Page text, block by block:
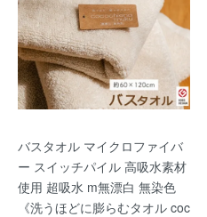
バスタオル マイクロファイバ
ー スイッチパイル 高吸水素材
使用 超吸水 m無漂白 無染色
《洗うほどに膨らむタオル coc